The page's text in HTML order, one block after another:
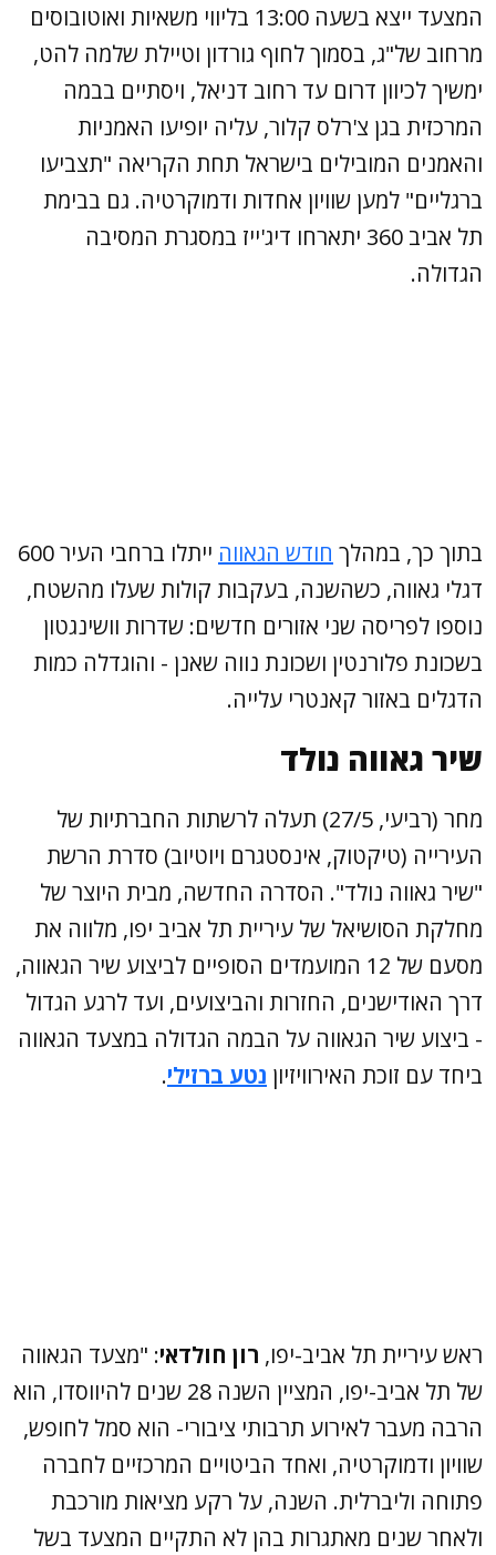
המצעד ייצא בשעה 13:00 בליווי משאיות ואוטובוסים
מרחוב של"ג, בסמוך לחוף גורדון וטיילת שלמה להט,
ימשיך לכיוון דרום עד רחוב דניאל, ויסתיים בבמה
המרכזית בגן צ'רלס קלור, עליה יופיעו האמניות
והאמנים המובילים בישראל תחת הקריאה "תצביעו
ברגליים" למען שוויון אחדות ודמוקרטיה. גם בבימת
תל אביב 360 יתארחו דיג'ייז במסגרת המסיבה
הגדולה.
בתוך כך, במהלך חודש הגאווה
ייתלו ברחבי העיר 600
דגלי גאווה, כשהשנה, בעקבות קולות שעלו מהשטח,
נוספו לפריסה שני אזורים חדשים: שדרות וושינגטון
בשכונת פלורנטין ושכונת נווה שאנן - והוגדלה כמות
הדגלים באזור קאנטרי עלייה.
שיר גאווה נולד
מחר (רביעי, 27/5) תעלה לרשתות החברתיות של
העירייה (טיקטוק, אינסטגרם ויוטיוב) סדרת הרשת
"שיר גאווה נולד". הסדרה החדשה, מבית היוצר של
מחלקת הסושיאל של עיריית תל אביב יפו, מלווה את
מסעם של 12 המועמדים הסופיים לביצוע שיר הגאווה,
דרך האודישנים, החזרות והביצועים, ועד לרגע הגדול
- ביצוע שיר הגאווה על הבמה הגדולה במצעד הגאווה
ביחד עם זוכת האירוויזיון נטע ברזילי.
ראש עיריית תל אביב-יפו, רון חולדאי: "מצעד הגאווה
של תל אביב-יפו, המציין השנה 28 שנים להיווסדו, הוא
הרבה מעבר לאירוע תרבותי ציבורי- הוא סמל לחופש,
שוויון ודמוקרטיה, ואחד הביטויים המרכזיים לחברה
פתוחה וליברלית. השנה, על רקע מציאות מורכבת
ולאחר שנים מאתגרות בהן לא התקיים המצעד בשל